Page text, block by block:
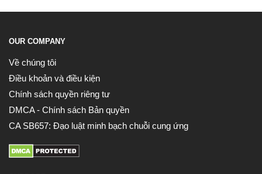
OUR COMPANY
Về chúng tôi
Điều khoản và điều kiện
Chính sách quyền riêng tư
DMCA - Chính sách Bản quyền
CA SB657: Đạo luật minh bạch chuỗi cung ứng